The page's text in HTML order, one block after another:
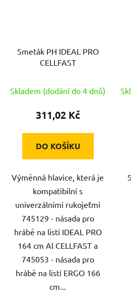
Smeták PH IDEAL PRO
CELLFAST
Skladem (dodání do 4 dnů)
311,02 Kč
DO KOŠÍKU
Výměnná hlavice, která je
kompatibilní s
univerzálními rukojeťmi
745129 - násada pro
hrábě na listí IDEAL PRO
164 cm Al CELLFAST a
745053 - násada pro
hrábě na listí ERGO 166
cm...